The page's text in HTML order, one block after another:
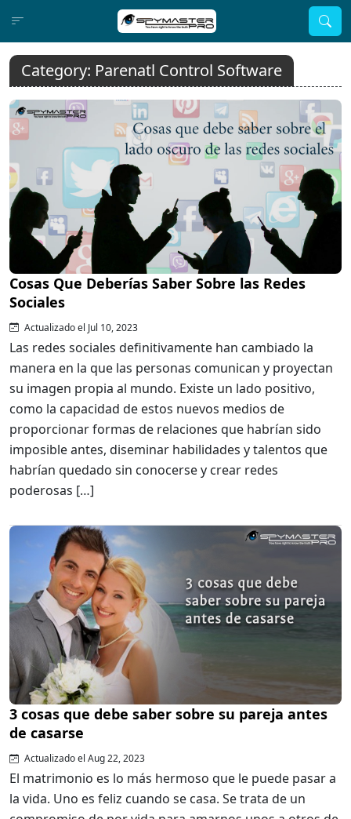
Category: Parenatl Control Software
Cosas Que Deberías Saber Sobre las Redes
Sociales
Actualizado el Jul 10, 2023
Las redes sociales definitivamente han cambiado la
manera en la que las personas comunican y proyectan
su imagen propia al mundo. Existe un lado positivo,
como la capacidad de estos nuevos medios de
proporcionar formas de relaciones que habrían sido
imposible antes, diseminar habilidades y talentos que
habrían quedado sin conocerse y crear redes
poderosas […]
3 cosas que debe saber sobre su pareja antes
de casarse
Actualizado el Aug 22, 2023
El matrimonio es lo más hermoso que le puede pasar a
la vida. Uno es feliz cuando se casa. Se trata de un